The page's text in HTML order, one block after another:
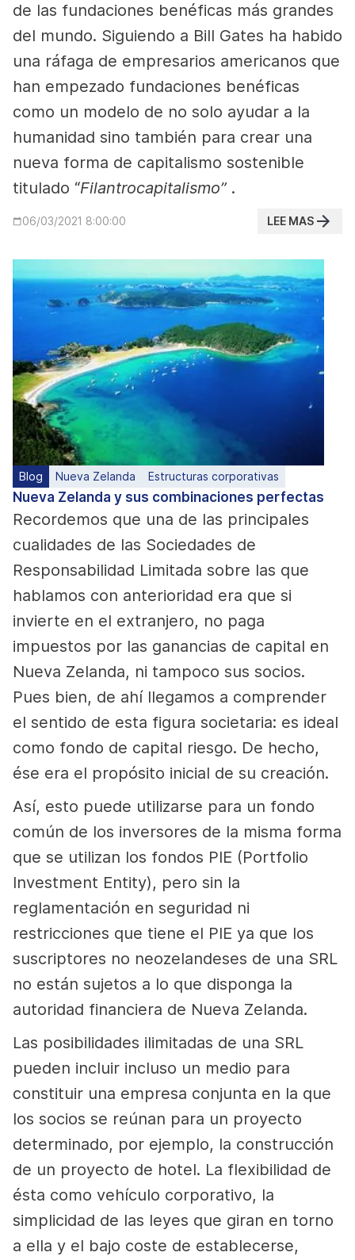
de las fundaciones benéficas más grandes
del mundo. Siguiendo a Bill Gates ha habido
una ráfaga de empresarios americanos que
han empezado fundaciones benéficas
como un modelo de no solo ayudar a la
humanidad sino también para crear una
nueva forma de capitalismo sostenible
titulado “Filantrocapitalismo” .
06/03/2021 8:00:00 LEE MAS
Blog Nueva Zelanda Estructuras corporativas
Nueva Zelanda y sus combinaciones perfectas
Recordemos que una de las principales
cualidades de las Sociedades de
Responsabilidad Limitada sobre las que
hablamos con anterioridad era que si
invierte en el extranjero, no paga
impuestos por las ganancias de capital en
Nueva Zelanda, ni tampoco sus socios.
Pues bien, de ahí llegamos a comprender
el sentido de esta figura societaria: es ideal
como fondo de capital riesgo. De hecho,
ése era el propósito inicial de su creación.
Así, esto puede utilizarse para un fondo
común de los inversores de la misma forma
que se utilizan los fondos PIE (Portfolio
Investment Entity), pero sin la
reglamentación en seguridad ni
restricciones que tiene el PIE ya que los
suscriptores no neozelandeses de una SRL
no están sujetos a lo que disponga la
autoridad financiera de Nueva Zelanda.
Las posibilidades ilimitadas de una SRL
pueden incluir incluso un medio para
constituir una empresa conjunta en la que
los socios se reúnan para un proyecto
determinado, por ejemplo, la construcción
de un proyecto de hotel. La flexibilidad de
ésta como vehículo corporativo, la
simplicidad de las leyes que giran en torno
a ella y el bajo coste de establecerse,